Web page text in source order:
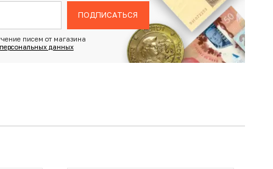
ПОДПИСАТЬСЯ
писем от магазина
данных